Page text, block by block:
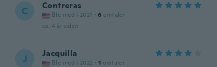
C Contreras
Ble med i 2021 · 6 omtaler
ca. 4 år siden
J Jacquilla
Ble med i 2022 · 1 omtaler